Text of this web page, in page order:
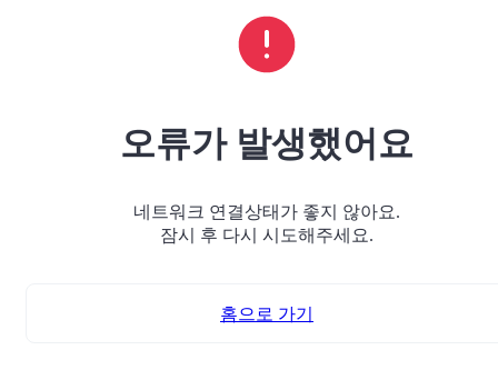
오류가 발생했어요
네트워크 연결상태가 좋지 않아요.
잠시 후 다시 시도해주세요.
홈으로 가기